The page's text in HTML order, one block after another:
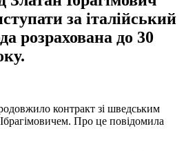
за італійський
розрахована до 30
контракт зі шведським
Про це повідомила